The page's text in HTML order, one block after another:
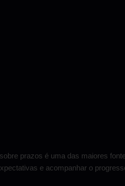
prazos é uma das maiores
e acompanhar o